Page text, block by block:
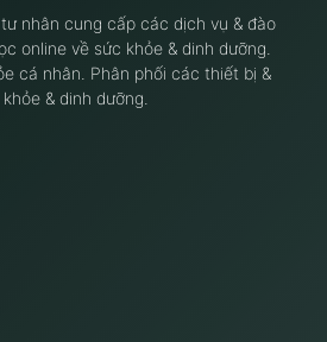
nhân cung cấp các dịch vụ & đào
online về sức khỏe & dinh dưỡng.
cá nhân. Phân phối các thiết bị &
& dinh dưỡng.